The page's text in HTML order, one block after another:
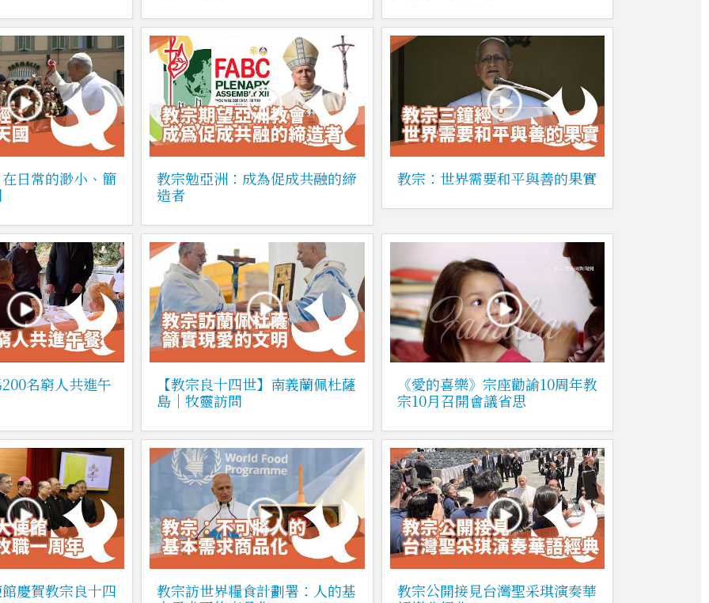
日常的渺小、簡
教宗勉亞洲：成為促成共融的締
造者
教宗：世界需要和平與善的果實
名窮人共進午
【教宗良十四世】南義蘭佩杜薩
島｜牧靈訪問
《愛的喜樂》宗座勸諭10周年教
宗10月召開會議省思
慶賀教宗良十四
教宗訪世界糧食計劃署：人的基
教宗公開接見台灣聖采琪演奏華